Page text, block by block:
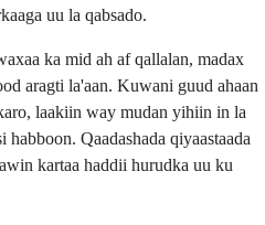
uu la qabsado.
ka mid ah af qallalan, madax
aragti la'aan. Kuwani guud ahaan
laakiin way mudan yihiin in la
Qaadashada qiyaastaada
kartaa haddii hurudka uu ku